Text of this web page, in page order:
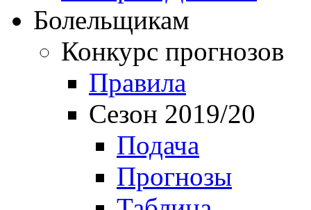
Болельщикам
Конкурс прогнозов
Правила
Сезон 2019/20
Подача
Прогнозы